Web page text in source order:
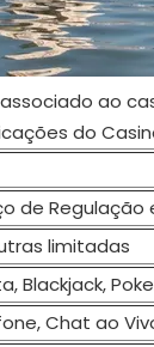
ao
do
de
limitadas
Blackjack,
Chat ao